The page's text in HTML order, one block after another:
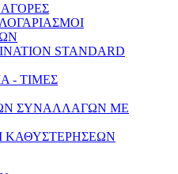
STANDARD
- ΤΙΜΕΣ
ΣΥΝΑΛΛΑΓΩΝ ΜΕ
ΚΑΘΥΣΤΕΡΗΣΕΩΝ